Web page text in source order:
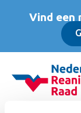
Vind een